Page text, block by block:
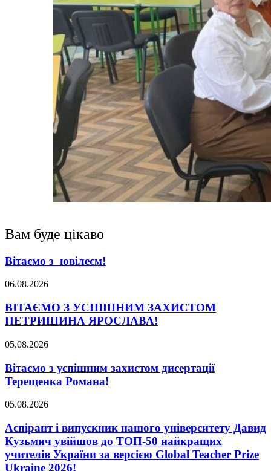
Вам буде цікаво
Вітаємо з ювілеєм!
06.08.2026
ВІТАЄМО З УСПІШНИМ ЗАХИСТОМ
ПЕТРИШИНА ЯРОСЛАВА!
05.08.2026
Вітаємо з успішним захистом дисертації
Терещенка Романа!
05.08.2026
Аспірант і випускник нашого університету Давид
Кузьмич увійшов до ТОП-50 найкращих
учителів України за версією Global Teacher Prize
Ukraine 2026!